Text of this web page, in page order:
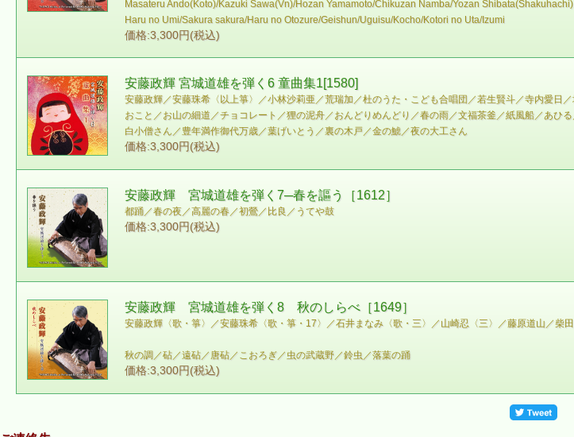
Masateru Ando(Koto)/Kazuki Sawa(Vn)/Hozan Yamamoto/Chikuzan Namba/Yozan Shibata(Shakuhachi)
Haru no Umi/Sakura sakura/Haru no Otozure/Geishun/Uguisu/Kocho/Kotori no Uta/Izumi
価格:3,300円(税込)
安藤政輝 宮城道雄を弾く6 童曲集1[1580]
安藤政輝／安藤珠希〈以上箏〉／小林沙莉亜／荒瑞加／杜のうた・こども合唱団／若生賢斗／寺内愛日
おこと／お山の細道／チョコレート／狸の泥舟／おんどりめんどり／春の雨／文福茶釜／紙風船／あ
白小僧さん／豊年満作御代万歳／葉げいとう／裏の木戸／金の鯱／夜の大工さん
価格:3,300円(税込)
安藤政輝 宮城道雄を弾く7─春を謳う［1612］
都踊／春の夜／高麗の春／初鶯／比良／うてや鼓
価格:3,300円(税込)
安藤政輝 宮城道雄を弾く8 秋のしらべ［1649］
安藤政輝〈歌・箏〉／安藤珠希〈歌・箏・17〉／石井まなみ〈歌・三〉／山崎忍〈三〉／藤原道山／柴田
秋の調／砧／遠砧／唐砧／こおろぎ／虫の武蔵野／鈴虫／落葉の踊
価格:3,300円(税込)